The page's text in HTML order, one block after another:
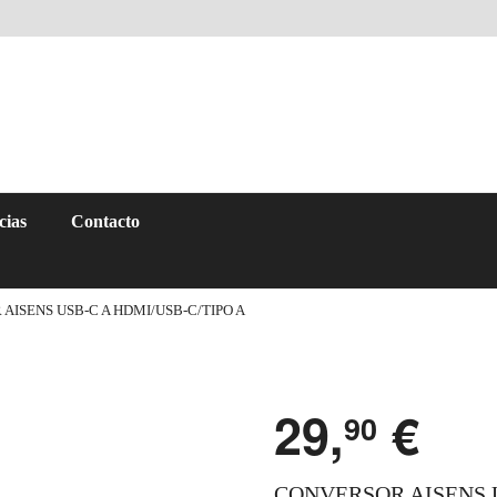
Contacto
USB-C A HDMI/USB-C/TIPO A
29,90 €